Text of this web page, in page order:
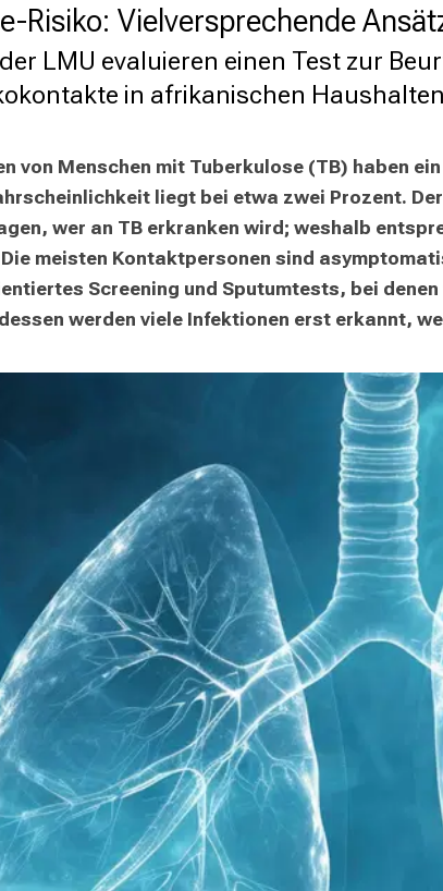
Risiko: Vielversprechende
LMU evaluieren einen Test zur
in afrikanischen Haushalten
von Menschen mit Tuberkulose (TB) haben
liegt bei etwa zwei Prozent.
wer an TB erkranken wird; weshalb
meisten Kontaktpersonen sind
Screening und Sputumtests, bei
werden viele Infektionen erst erkannt,